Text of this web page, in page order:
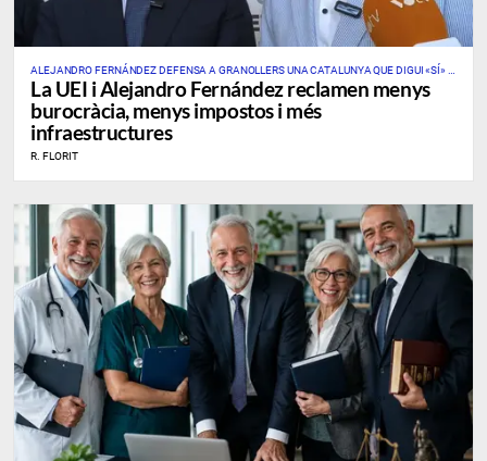
ALEJANDRO FERNÁNDEZ DEFENSA A GRANOLLERS UNA CATALUNYA QUE DIGUI «SÍ» A
L’EMPRESA, LA INDÚSTRIA I LES GRANS INFRAESTRUCTURES
La UEI i Alejandro Fernández reclamen menys
burocràcia, menys impostos i més
infraestructures
R. FLORIT